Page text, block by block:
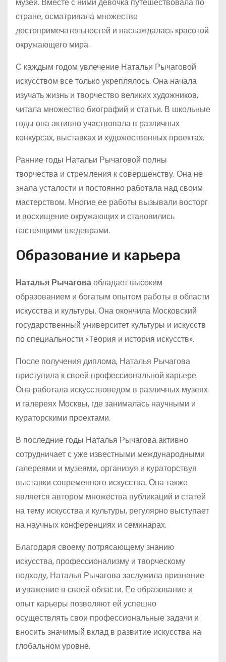
стране, осматривала множество
достопримечательностей и наслаждалась красотой
окружающего мира.
С каждым годом увлечение Натальи Рычаговой
искусством все только укреплялось. Она начала
изучать жизнь и творчество великих художников,
читала множество биографий и статьи. В школьные
годы она активно участвовала в различных
конкурсах, выставках и художественных проектах.
Ранние годы Натальи Рычаговой полны
творчества и стремления к совершенству. Она не
знала усталости и постоянно работала над своим
мастерством. Многие ее работы вызывали восторг
и восхищение окружающих и становились
настоящими шедеврами.
Образование и карьера
Наталья Рычаговаобладает высоким
образованием и богатым опытом работы в области
искусства и культуры. Она окончила Московский
государственный университет культуры и искусств
по специальности «Теория и история искусств».
После получения диплома, Наталья Рычагова
приступила к своей профессиональной карьере.
Она работала искусствоведом в различных музеях
и галереях Москвы, где занималась научными и
кураторскими проектами.
В последние годы Наталья Рычагова активно
сотрудничает с уже известными международными
галереями и музеями, организуя и кураторствуя
выставки современного искусства. Она также
является автором множества публикаций и статей
на тему искусства и культуры, регулярно выступает
на научных конференциях и семинарах.
Благодаря своему потрясающему знанию
искусства, профессионализму и творческому
подходу, Наталья Рычагова заслужила признание
и уважение в своей области. Ее образование и
опыт карьеры позволяют ей успешно
осуществлять свои профессиональные задачи и
вносить значимый вклад в развитие искусства на
глобальном уровне.